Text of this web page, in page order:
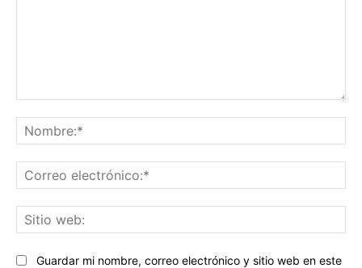
Guardar mi nombre, correo electrónico y sitio web en este